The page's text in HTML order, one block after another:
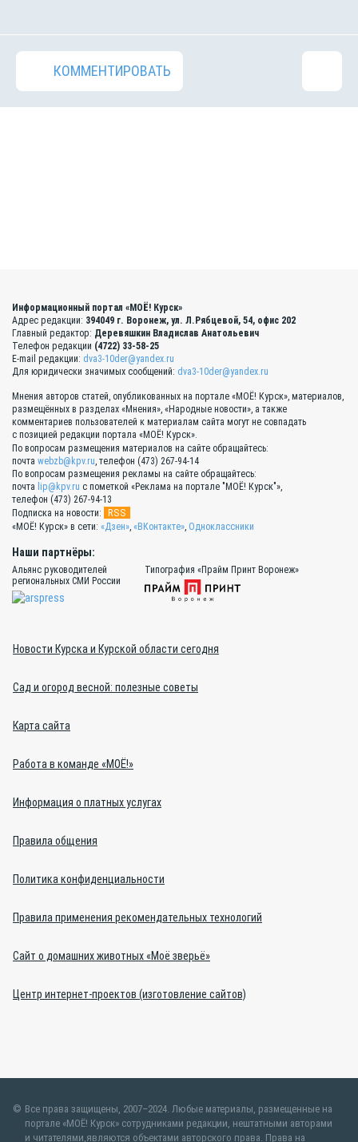
КОММЕНТИРОВАТЬ
Информационный портал «МОЁ! Курск»
Адрес редакции: 394049 г. Воронеж, ул. Л.Рябцевой, 54, офис 202
Главный редактор: Деревяшкин Владислав Анатольевич
Телефон редакции (4722) 33-58-25
E-mail редакции: dva3-10der@yandex.ru
Для юридически значимых сообщений: dva3-10der@yandex.ru
Мнения авторов статей, опубликованных на портале «МОЁ! Курск», материалов,
размещённых в разделах «Мнения», «Народные новости», а также
комментариев пользователей к материалам сайта могут не совпадать
с позицией редакции портала «МОЁ! Курск».
По вопросам размещения материалов на сайте обращайтесь:
почта webzb@kpv.ru , телефон (473) 267-94-14
По вопросам размещения рекламы на сайте обращайтесь:
почта lip@kpv.ru с пометкой «Реклама на портале "МОЁ! Курск"»,
телефон (473) 267-94-13
Подписка на новости:
RSS
«МОЁ! Курск» в сети: «Дзен» «ВКонтакте» Одноклассники
Наши партнёры:
Альянс руководителей
региональных СМИ России
Типография «Прайм Принт Воронеж»
Новости Курска и Курской области сегодня
Сад и огород весной: полезные советы
Карта сайта
Работа в команде «МОЁ!»
Информация о платных услугах
Правила общения
Политика конфиденциальности
Правила применения рекомендательных технологий
Сайт о домашних животных «Моё зверьё»
Центр интернет-проектов (изготовление сайтов)
Все права защищены, 2007–2024. Любые материалы, размещенные на
портале «МОЁ! Курск» сотрудниками редакции, нештатными авторами
и читателями,являются объектами авторского права. Права на